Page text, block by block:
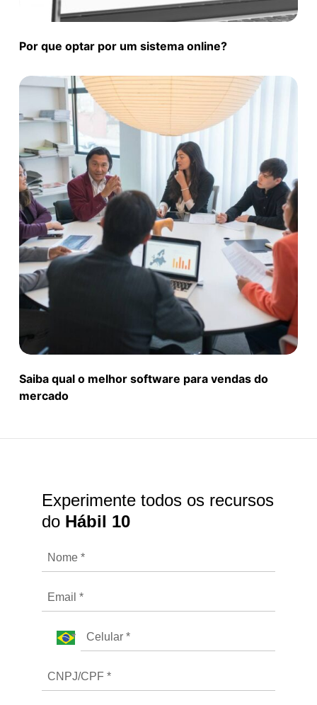
Por que optar por um sistema online?
Saiba qual o melhor software para vendas do
mercado
Experimente todos os recursos
do Hábil 10